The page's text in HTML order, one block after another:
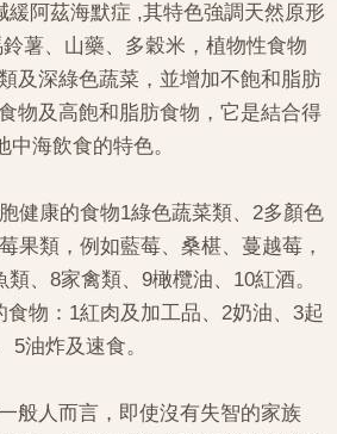
緩阿茲海默症 ,其特色強調天然原形
薯、山藥、多穀米，植物性食物
及深綠色蔬菜，並增加不飽和脂肪
物及高飽和脂肪食物，它是結合得
海飲食的特色。
健康的食物1綠色蔬菜類、2多顏色
果類，例如藍莓、桑椹、蔓越莓，
、8家禽類、9橄欖油、10紅酒。
物：1紅肉及加工品、2奶油、3起
5油炸及速食。
般人而言，即使沒有失智的家族